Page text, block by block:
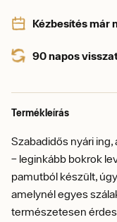
Kézbesítés már
90 napos
Termékleírás
Szabadidős nyári
– leginkább bokrok
pamutból készült,
amelynél egyes
természetesen